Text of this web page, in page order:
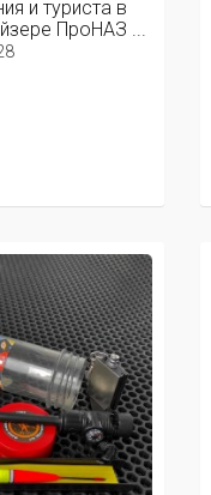
и туриста в
ПроНАЗ ...